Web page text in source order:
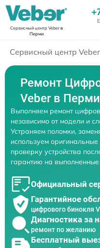
Сервисный центр Veberв
Перми
Сервисный центр Veber
Ремонт
Veber в Перми
Выполняем ремонт
независимо от модели и
Устраняем поломки,
используем
проверку устройства
гарантию на
Официальный
Гарантийное
цифрового бинокля
Диагностика за
ремонт по желанию
Бесплатный